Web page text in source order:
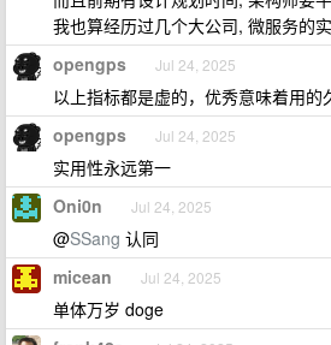
我也算经历过几个大公司, 微服务的
opengps Jul 24, 2025
以上指标都是虚的，优秀意味着用的
opengps Jul 24, 2025
实用性永远第一
Oni0n Jul 24, 2025
@SSang 认同
micean Jul 24, 2025
单体万岁 doge